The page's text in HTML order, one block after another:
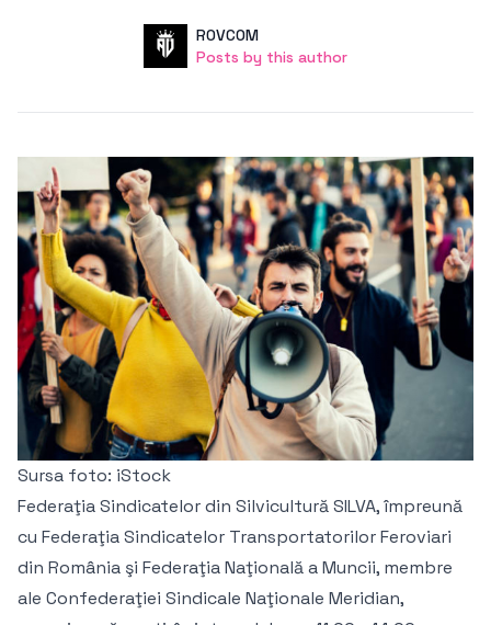
User
ROVCOM
Posts by this author
Posts by this author
Sursa foto: iStock
Federaţia Sindicatelor din Silvicultură SILVA, împreună
cu Federaţia Sindicatelor Transportatorilor Feroviari
din România şi Federaţia Naţională a Muncii, membre
ale Confederaţiei Sindicale Naţionale Meridian,